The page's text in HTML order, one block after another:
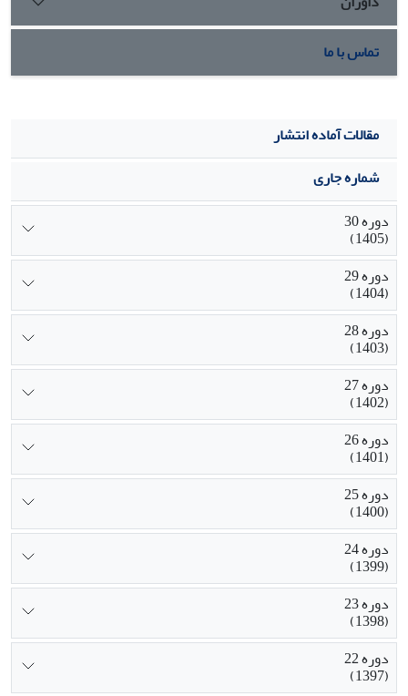
تماس با ما
مقالات آماده انتشار
شماره جاری
دوره 30
(1405)
دوره 29
(1404)
دوره 28
(1403)
دوره 27
(1402)
دوره 26
(1401)
دوره 25
(1400)
دوره 24
(1399)
دوره 23
(1398)
دوره 22
(1397)